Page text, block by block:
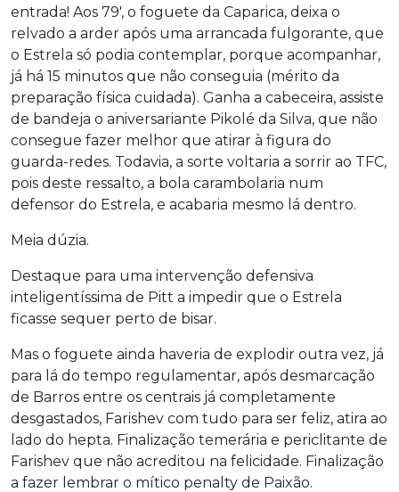
entrada! Aos 79′, o foguete da Caparica, deixa o
relvado a arder após uma arrancada fulgorante, que
o Estrela só podia contemplar, porque acompanhar,
já há 15 minutos que não conseguia (mérito da
preparação física cuidada). Ganha a cabeceira, assiste
de bandeja o aniversariante Pikolé da Silva, que não
consegue fazer melhor que atirar à figura do
guarda-redes. Todavia, a sorte voltaria a sorrir ao TFC,
pois deste ressalto, a bola carambolaria num
defensor do Estrela, e acabaria mesmo lá dentro.
Meia dúzia.
Destaque para uma intervenção defensiva
inteligentíssima de Pitt a impedir que o Estrela
ficasse sequer perto de bisar.
Mas o foguete ainda haveria de explodir outra vez, já
para lá do tempo regulamentar, após desmarcação
de Barros entre os centrais já completamente
desgastados, Farishev com tudo para ser feliz, atira ao
lado do hepta. Finalização temerária e periclitante de
Farishev que não acreditou na felicidade. Finalização
a fazer lembrar o mítico penalty de Paixão.